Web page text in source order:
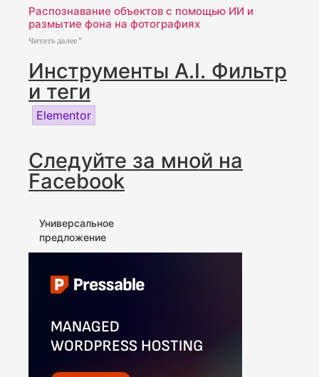
Распознавание объектов с помощью ИИ и
размытие фона на фотографиях
Читать далее "
Инструменты A.I. Фильтр
и теги
Elementor
Следуйте за мной на
Facebook
Универсальное
предложение